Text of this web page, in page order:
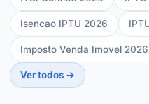
Isencao IPTU 2026
Imposto Venda Imovel 2026
Ver todos →